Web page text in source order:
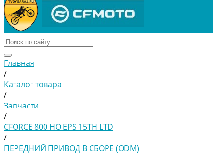
Главная
/
Каталог товара
/
Запчасти
/
CFORCE 800 HO EPS 15TH LTD
/
ПЕРЕДНИЙ ПРИВОД В СБОРЕ (ODM)